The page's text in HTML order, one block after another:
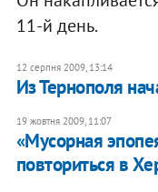
11-й день.
12 серпня 2009, 13:14
Из Тернополя
19 жовтня 2009, 11:07
«Мусорная
повториться в